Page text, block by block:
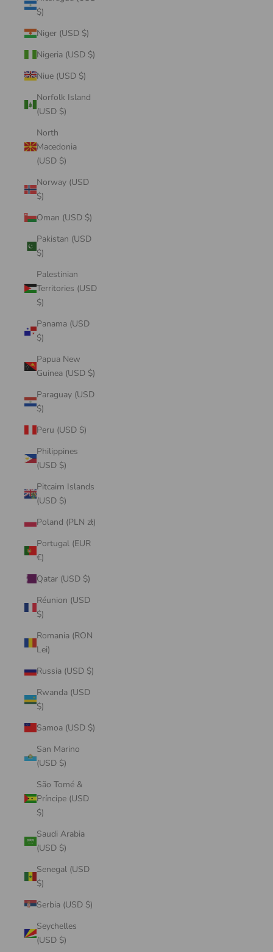
$)
Niger (USD $)
Nigeria (USD $)
Niue (USD $)
Norfolk Island
(USD $)
North
Macedonia
(USD $)
Norway (USD
$)
Oman (USD $)
Pakistan (USD
$)
Palestinian
Territories (USD
$)
Panama (USD
$)
Papua New
Guinea (USD $)
Paraguay (USD
$)
Peru (USD $)
Philippines
(USD $)
Pitcairn Islands
(USD $)
Poland (PLN zł)
Portugal (EUR
€)
Qatar (USD $)
Réunion (USD
$)
Romania (RON
Lei)
Russia (USD $)
Rwanda (USD
$)
Samoa (USD $)
San Marino
(USD $)
São Tomé &
Príncipe (USD
$)
Saudi Arabia
(USD $)
Senegal (USD
$)
Serbia (USD $)
Seychelles
(USD $)